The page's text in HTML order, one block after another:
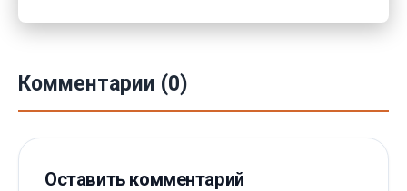
Комментарии (0)
Оставить комментарий